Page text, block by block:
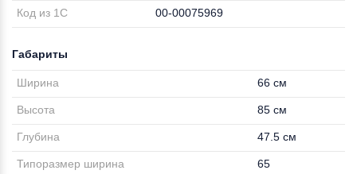
Код из 1С 00-00075969
Габариты
Ширина 66 см
Высота 85 см
Глубина 47.5 см
Типоразмер ширина 65